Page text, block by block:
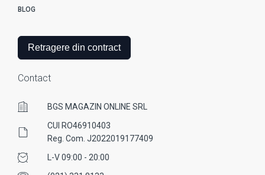
BLOG
Retragere din contract
Contact
BGS MAGAZIN ONLINE SRL
CUI RO46910403
Reg. Com. J2022019177409
L-V 09:00 - 20:00